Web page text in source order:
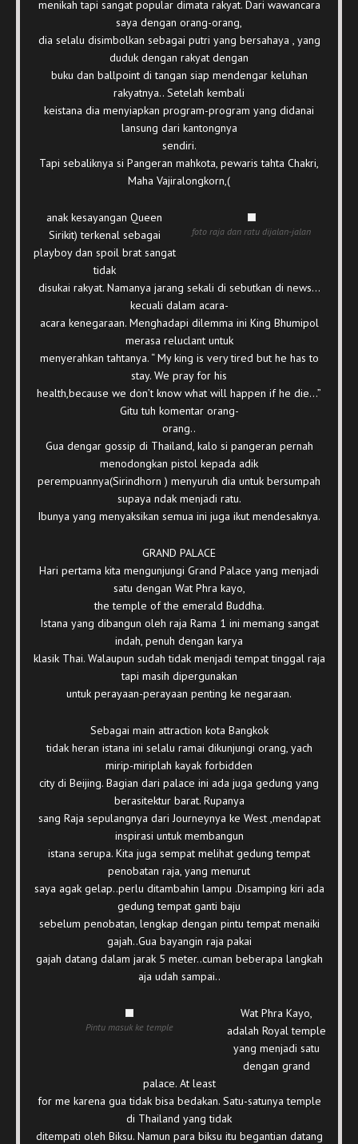
menikah tapi sangat popular dimata rakyat. Dari wawancara
saya dengan orang-orang,
dia selalu disimbolkan sebagai putri yang bersahaya , yang
duduk dengan rakyat dengan
buku dan ballpoint di tangan siap mendengar keluhan
rakyatnya.. Setelah kembali
keistana dia menyiapkan program-program yang didanai
lansung dari kantongnya
sendiri.
Tapi sebaliknya si Pangeran mahkota, pewaris tahta Chakri,
Maha Vajiralongkorn,(
foto raja dan ratu dijalan-jalan
anak kesayangan Queen
Sirikit) terkenal sebagai
playboy dan spoil brat sangat
tidak
disukai rakyat. Namanya jarang sekali di sebutkan di news…
kecuali dalam acara-
acara kenegaraan. Menghadapi dilemma ini King Bhumipol
merasa reluclant untuk
menyerahkan tahtanya. “ My king is very tired but he has to
stay. We pray for his
health,because we don’t know what will happen if he die…”
Gitu tuh komentar orang-
orang..
Gua dengar gossip di Thailand, kalo si pangeran pernah
menodongkan pistol kepada adik
perempuannya(Sirindhorn ) menyuruh dia untuk bersumpah
supaya ndak menjadi ratu.
Ibunya yang menyaksikan semua ini juga ikut mendesaknya.
GRAND PALACE
Hari pertama kita mengunjungi Grand Palace yang menjadi
satu dengan Wat Phra kayo,
the temple of the emerald Buddha.
Istana yang dibangun oleh raja Rama 1 ini memang sangat
indah, penuh dengan karya
klasik Thai. Walaupun sudah tidak menjadi tempat tinggal raja
tapi masih dipergunakan
untuk perayaan-perayaan penting ke negaraan.
Sebagai main attraction kota Bangkok
tidak heran istana ini selalu ramai dikunjungi orang, yach
mirip-miriplah kayak forbidden
city di Beijing. Bagian dari palace ini ada juga gedung yang
berasitektur barat. Rupanya
sang Raja sepulangnya dari Journeynya ke West ,mendapat
inspirasi untuk membangun
istana serupa. Kita juga sempat melihat gedung tempat
penobatan raja, yang menurut
saya agak gelap..perlu ditambahin lampu .Disamping kiri ada
gedung tempat ganti baju
sebelum penobatan, lengkap dengan pintu tempat menaiki
gajah..Gua bayangin raja pakai
gajah datang dalam jarak 5 meter..cuman beberapa langkah
aja udah sampai..
Pintu masuk ke temple
Wat Phra Kayo,
adalah Royal temple
yang menjadi satu
dengan grand
palace. At least
for me karena gua tidak bisa bedakan. Satu-satunya temple
di Thailand yang tidak
ditempati oleh Biksu. Namun para biksu itu begantian datang